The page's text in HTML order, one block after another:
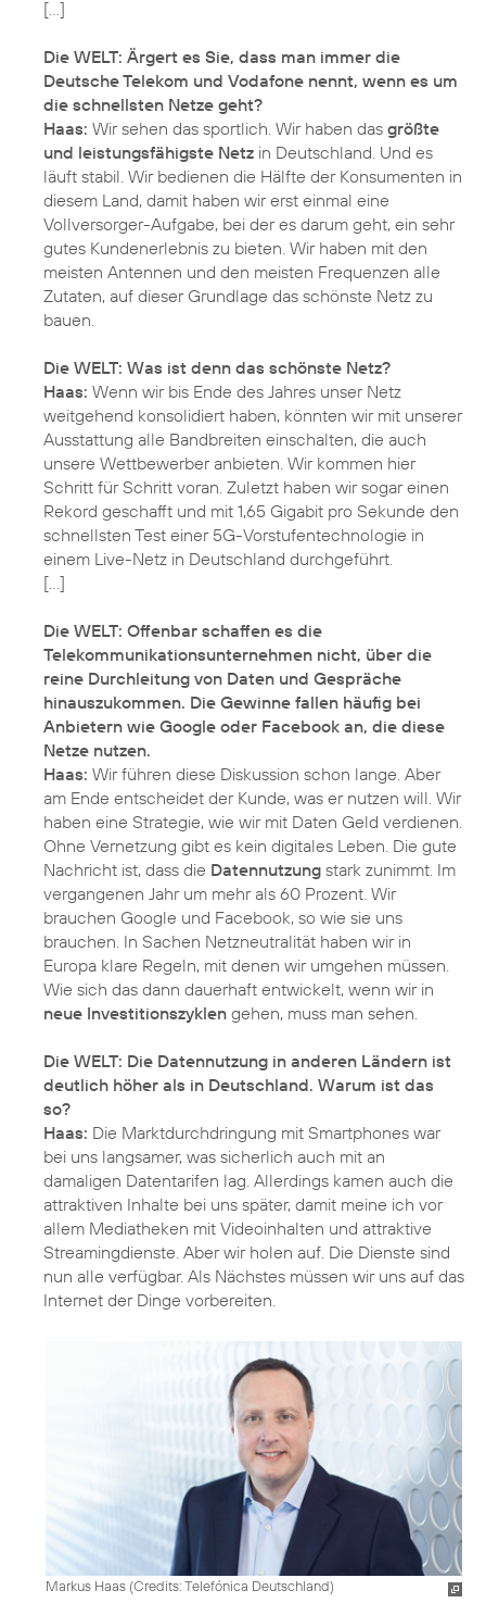
[…]
Die WELT: Ärgert es Sie, dass man immer die
Deutsche Telekom und Vodafone nennt, wenn es um
die schnellsten Netze geht?
Haas: Wir sehen das sportlich. Wir haben das größte
und leistungsfähigste Netz in Deutschland. Und es
läuft stabil. Wir bedienen die Hälfte der Konsumenten in
diesem Land, damit haben wir erst einmal eine
Vollversorger-Aufgabe, bei der es darum geht, ein sehr
gutes Kundenerlebnis zu bieten. Wir haben mit den
meisten Antennen und den meisten Frequenzen alle
Zutaten, auf dieser Grundlage das schönste Netz zu
bauen.
Die WELT: Was ist denn das schönste Netz?
Haas: Wenn wir bis Ende des Jahres unser Netz
weitgehend konsolidiert haben, könnten wir mit unserer
Ausstattung alle Bandbreiten einschalten, die auch
unsere Wettbewerber anbieten. Wir kommen hier
Schritt für Schritt voran. Zuletzt haben wir sogar einen
Rekord geschafft und mit 1,65 Gigabit pro Sekunde den
schnellsten Test einer 5G-Vorstufentechnologie in
einem Live-Netz in Deutschland durchgeführt.
[…]
Die WELT: Offenbar schaffen es die
Telekommunikationsunternehmen nicht, über die
reine Durchleitung von Daten und Gespräche
hinauszukommen. Die Gewinne fallen häufig bei
Anbietern wie Google oder Facebook an, die diese
Netze nutzen.
Haas: Wir führen diese Diskussion schon lange. Aber
am Ende entscheidet der Kunde, was er nutzen will. Wir
haben eine Strategie, wie wir mit Daten Geld verdienen.
Ohne Vernetzung gibt es kein digitales Leben. Die gute
Nachricht ist, dass die Datennutzung stark zunimmt. Im
vergangenen Jahr um mehr als 60 Prozent. Wir
brauchen Google und Facebook, so wie sie uns
brauchen. In Sachen Netzneutralität haben wir in
Europa klare Regeln, mit denen wir umgehen müssen.
Wie sich das dann dauerhaft entwickelt, wenn wir in
neue Investitionszyklen gehen, muss man sehen.
Die WELT: Die Datennutzung in anderen Ländern ist
deutlich höher als in Deutschland. Warum ist das
so?
Haas: Die Marktdurchdringung mit Smartphones war
bei uns langsamer, was sicherlich auch mit an
damaligen Datentarifen lag. Allerdings kamen auch die
attraktiven Inhalte bei uns später, damit meine ich vor
allem Mediatheken mit Videoinhalten und attraktive
Streamingdienste. Aber wir holen auf. Die Dienste sind
nun alle verfügbar. Als Nächstes müssen wir uns auf das
Internet der Dinge vorbereiten.
Markus Haas (Credits: Telefónica Deutschland)